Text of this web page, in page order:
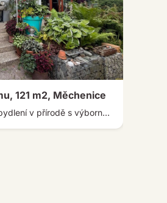
121 m2, Měchenice
Hledáte úsporné rodinné bydlení v přírodě s výbornou dostupností do Prahy? Nabízíme vám prodej dvoupodlažního rodinného domu o dispozici 4+kk, […]